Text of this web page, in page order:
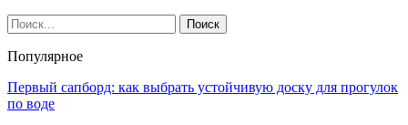
Популярное
Первый сапборд: как выбрать устойчивую доску для прогулок
по воде